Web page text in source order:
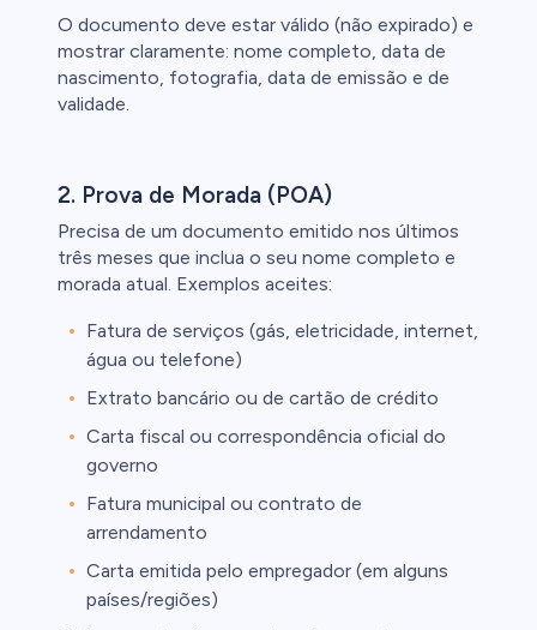
O documento deve estar válido (não expirado) e
mostrar claramente: nome completo, data de
nascimento, fotografia, data de emissão e de
validade.
2. Prova de Morada (POA)
Precisa de um documento emitido nos últimos
três meses que inclua o seu nome completo e
morada atual. Exemplos aceites:
Fatura de serviços (gás, eletricidade, internet,
água ou telefone)
Extrato bancário ou de cartão de crédito
Carta fiscal ou correspondência oficial do
governo
Fatura municipal ou contrato de
arrendamento
Carta emitida pelo empregador (em alguns
países/regiões)